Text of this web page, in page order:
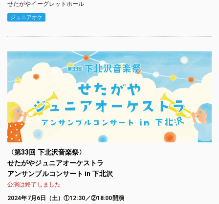
せたがやイーグレットホール
ジュニアオケ
〈第33回 下北沢音楽祭〉
せたがやジュニアオーケストラ
アンサンブルコンサート in 下北沢
公演は終了しました
2024年7月6日（土）①12:30／②18:00開演